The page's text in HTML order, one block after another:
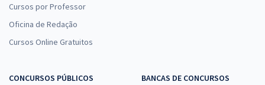
Cursos por Professor
Oficina de Redação
Cursos Online Gratuitos
CONCURSOS PÚBLICOS
BANCAS DE CONCURSOS